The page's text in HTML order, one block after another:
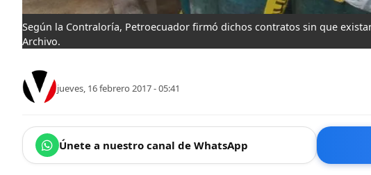
Según la Contraloría, Petroecuador firmó dichos contratos sin que
Archivo.
jueves, 16 febrero 2017 - 05:41
Únete a nuestro canal de WhatsApp